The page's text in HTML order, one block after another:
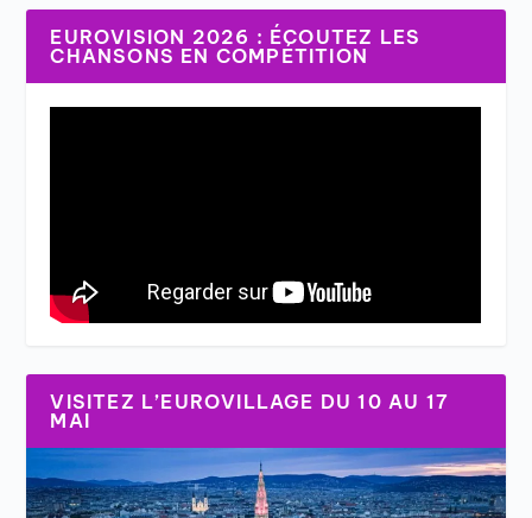
EUROVISION 2026 : ÉCOUTEZ LES
CHANSONS EN COMPÉTITION
VISITEZ L’EUROVILLAGE DU 10 AU 17
MAI